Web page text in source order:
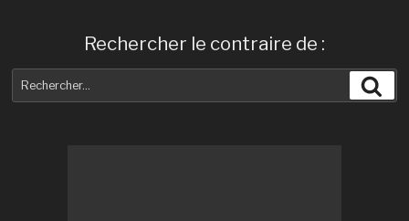
Rechercher le contraire de :
pour